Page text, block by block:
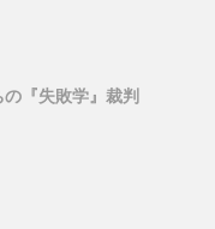
『失敗学』裁判